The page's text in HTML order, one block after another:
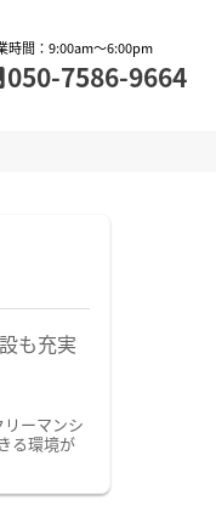
時間：9:00am～6:00pm
050-7586-9664
も充実
ーマンシ
る環境が